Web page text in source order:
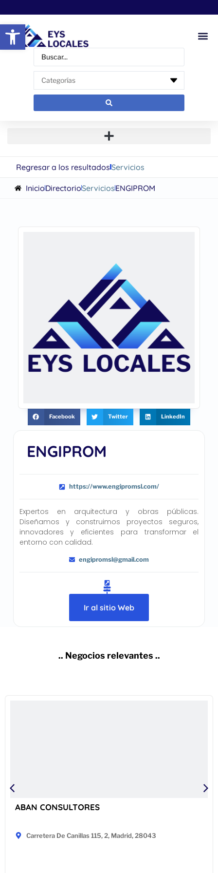
Abrir barra de herramientas
Regresar a los resultadosServicios
InicioDirectorioServiciosENGIPROM
ENGIPROM
https://www.engipromsl.com/
Expertos en arquitectura y obras públicas.
Diseñamos y construimos proyectos seguros,
innovadores y eficientes para transformar el
entorno con calidad.
engipromsl@gmail.com
Ir al sitio Web
Facebook Twitter LinkedIn
.. Negocios relevantes ..
ABAN CONSULTORES
Carretera De Canillas 115, 2, Madrid, 28043